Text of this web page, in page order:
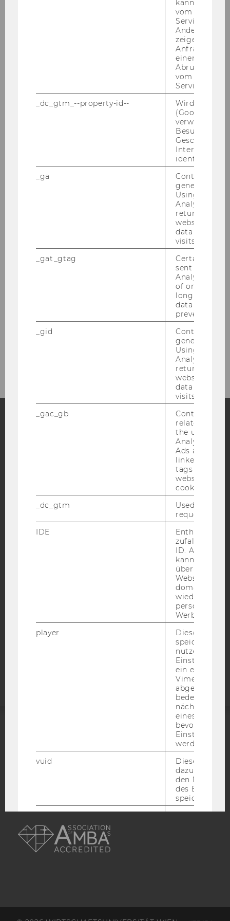
Organizacijska struktura in partnerji
Implementacija
Coach Românesc
Blog
Bluesky
BARRIEREFREIHEITSERKLÄRUNG WEBSEITE
DATENSCHUTZERKLÄRUNG SOCIAL MEDIA
STUDIENBEWERBER*INNEN UND STUDIERENDE
COOKIE EINSTELLUNGEN
Barrierefreiheitserklärung
EQUIS
AMBA
kann, um
vom AMP-
Service
Andere
zeigen Opt-
Anfrage im
einen Fehler
Abrufen
vom AMP
Service an.
_dc_gtm_--property-id--
Wird von
(Google Tag
verwendet,
Besucher
Geschlecht
Interessen zu
identifizieren.
_ga
Contains a
generated
Using this
Analytics can
returning
website and
data from
visits.
_gat_gtag
Certain data
sent to
Analytics a
of once per
long as it is
data
prevented.
_gid
Contains a
generated
Using this
Analytics can
returning
website and
data from
visits.
_gac_gb
Contains
related
the user. If
Analytics and
Ads accounts
linked, the
tags on the
website read
cookie.
_dc_gtm
Used to
request rate.
IDE
Enthält eine
ID. Anhand
kann Google
über
Websites
Werbung
player
Dieses Cookie
speichert
ein
Vimeo-Video
abgespielt
bedeutet,
nächsten
eines Vimeo-
bevorzugten
werden.
vuid
Dieser
dazu
den
des
speichern.
_uetvid
Dieses